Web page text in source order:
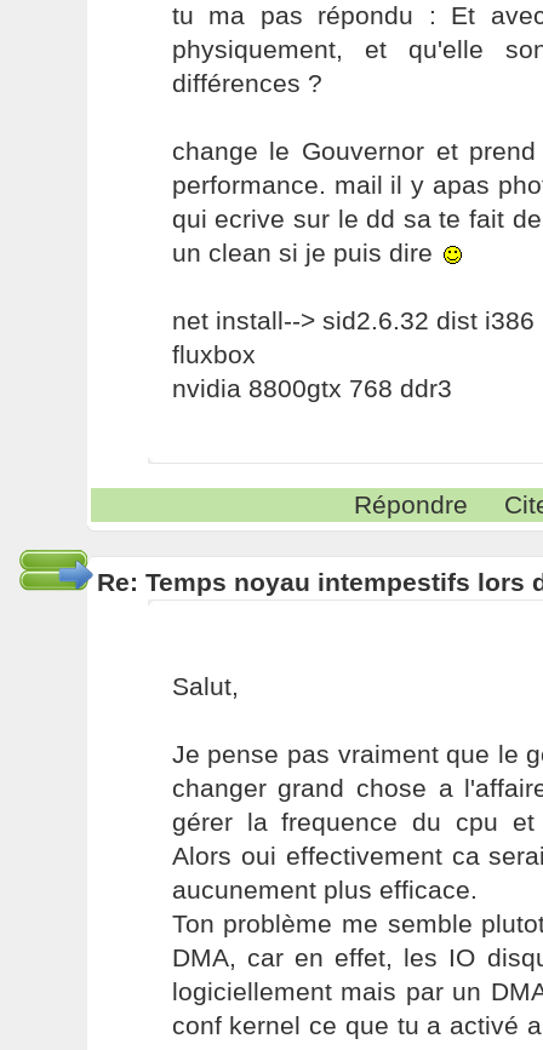
tu ma pas répondu : Et
physiquement, et qu'elle
différences ?
change le Gouvernor et
performance. mail il y apas
qui ecrive sur le dd sa te fait
un clean si je puis dire
net install--> sid2.6.32 dist i386
fluxbox
nvidia 8800gtx 768 ddr3
Répondre
Re: Temps noyau intempestifs lors
Salut,
Je pense pas vraiment que le
changer grand chose a
gérer la frequence du cpu
Alors oui effectivement ca
aucunement plus efficace.
Ton problème me semble
DMA, car en effet, les IO
logiciellement mais par un
conf kernel ce que tu a activé